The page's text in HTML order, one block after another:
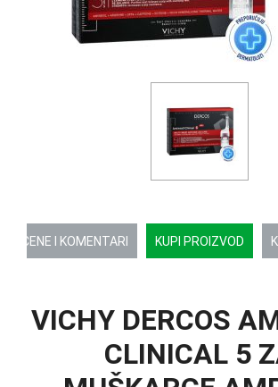
OCENE I KOMENTARI KUPI PROIZVOD
VICHY DERCOS
CLINICAL 5